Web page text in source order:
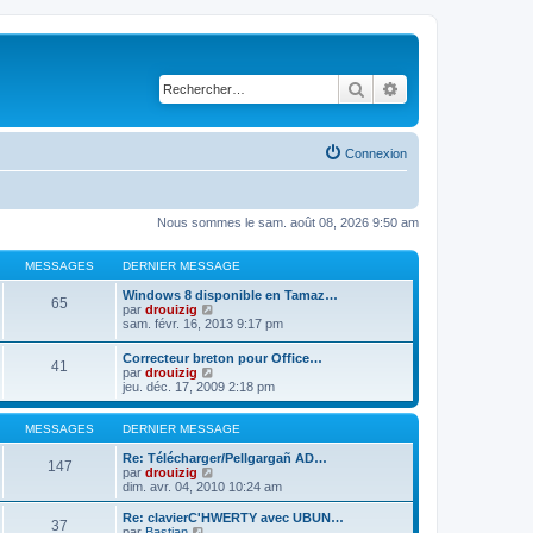
Rechercher
Connexion
Nous sommes le sam. août 08, 2026 9:50 am
MESSAGES DERNIER MESSAGE
65
Windows 8 disponible en Tamaz…
par drouizig
o
u
l
t
e
r
l
d
e
r
n
i
sam. févr. 16, 2013 9:17 pm
41
Correcteur breton pour Office…
par drouizig
o
n
s
u
l
t
r
l
e
jeu. déc. 17, 2009 2:18 pm
MESSAGES DERNIER MESSAGE
147
Re: Télécharger/Pellgargañ AD…
par drouizig
o
n
s
dim. avr. 04, 2010 10:24 am
37
Re: clavierC'HWERTY avec UBUN…